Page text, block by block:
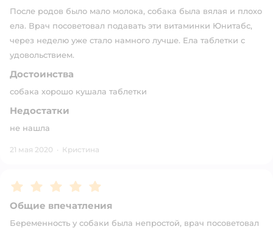
После родов было мало молока, собака была вялая и плохо
ела. Врач посоветовал подавать эти витаминки Юнитабс,
через неделю уже стало намного лучше. Ела таблетки с
удовольствием.
Достоинства
собака хорошо кушала таблетки
Недостатки
не нашла
21 мая 2020 · Кристина
Рейтинг:5
Общие впечатления
Беременность у собаки была непростой, врач посоветовал